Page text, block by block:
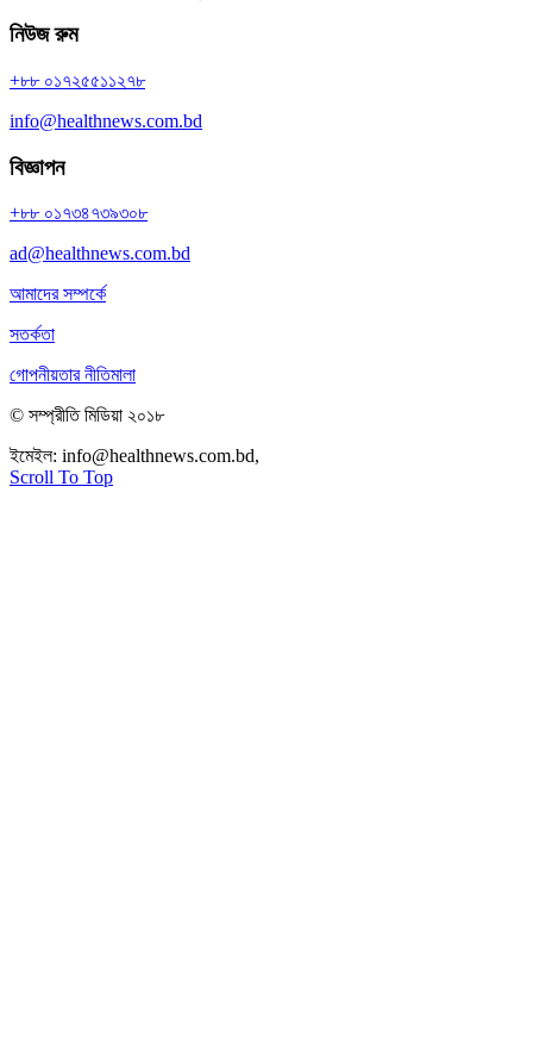
নিউজ রুম
+৮৮ ০১৭২৫৫১১২৭৮
info@healthnews.com.bd
বিজ্ঞাপন
+৮৮ ০১৭৩৪৭৩৯৩০৮
ad@healthnews.com.bd
আমাদের সম্পর্কে
সতর্কতা
গোপনীয়তার নীতিমালা
© সম্প্রীতি মিডিয়া ২০১৮
ইমেইল: info@healthnews.com.bd,
Scroll To Top